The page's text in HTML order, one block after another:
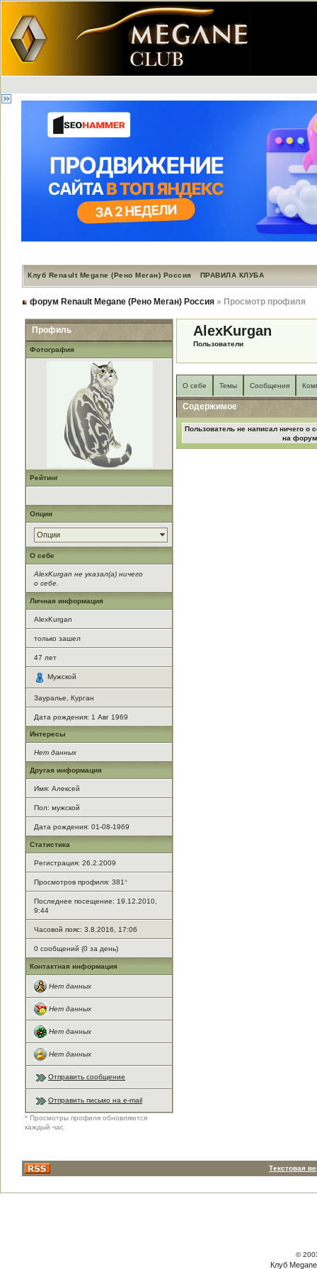
Клуб Renault Megane (Рено Меган) Россия ПРАВИЛА КЛУБА
форум Renault Megane (Рено Меган) Россия » Просмотр профиля
Профиль
Фотография
Рейтинг
Опции
Опции
О себе
AlexKurgan не указал(а) ничего
о себе.
Личная информация
AlexKurgan
только зашел
47 лет
Мужской
Зауралье, Курган
Дата рождения: 1 Авг 1969
Интересы
Нет данных
Другая информация
Имя: Алексей
Пол: мужской
Дата рождения: 01-08-1969
Статистика
Регистрация: 26.2.2009
Просмотров профиля: 381*
Последнее посещение: 19.12.2010,
9:44
Часовой пояс: 3.8.2016, 17:06
0 сообщений (0 за день)
Контактная информация
Нет данных
Нет данных
Нет данных
Нет данных
Отправить сообщение
Отправить письмо на e-mail
* Просмотры профиля обновляются
каждый час
AlexKurgan
Пользователи
О себе Темы Сообщения
Содержимое
Пользователь не написал ничего о
на
Текстовая
©
Клуб